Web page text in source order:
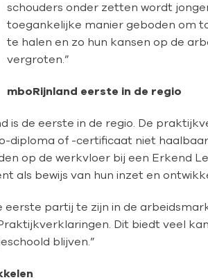
schouders onder zetten wordt
toegankelijke manier geboden om
te halen en zo hun kansen op de
vergroten.”
mboRijnland eerste in de regio
is de eerste in de regio. De
diploma of -certificaat niet haalbaar
op de werkvloer bij een Erkend
als bewijs van hun inzet en
eerste partij te zijn in de
Dit biedt veel
blijven.”